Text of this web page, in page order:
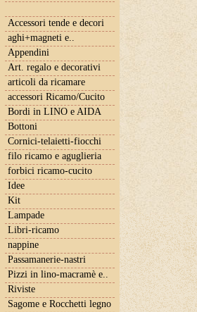
Accessori tende e decori
aghi+magneti e..
Appendini
Art. regalo e decorativi
articoli da ricamare
accessori Ricamo/Cucito
Bordi in LINO e AIDA
Bottoni
Cornici-telaietti-fiocchi
filo ricamo e aguglieria
forbici ricamo-cucito
Idee
Kit
Lampade
Libri-ricamo
nappine
Passamanerie-nastri
Pizzi in lino-macramè e..
Riviste
Sagome e Rocchetti legno